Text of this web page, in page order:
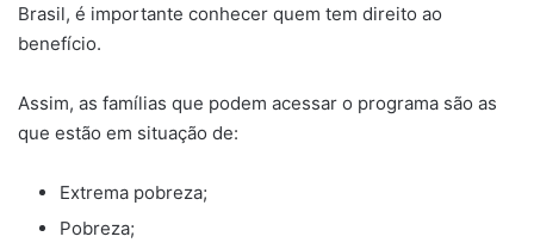
Brasil, é importante conhecer quem tem direito ao
benefício.
Assim, as famílias que podem acessar o programa são as
que estão em situação de:
Extrema pobreza;
Pobreza;